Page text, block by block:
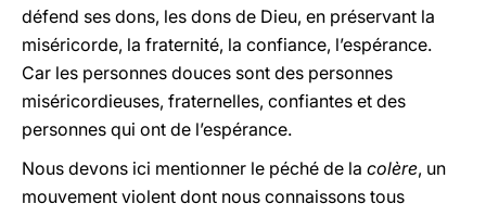
défend ses dons, les dons de Dieu, en préservant la
miséricorde, la fraternité, la confiance, l’espérance.
Car les personnes douces sont des personnes
miséricordieuses, fraternelles, confiantes et des
personnes qui ont de l’espérance.
Nous devons ici mentionner le péché de la colère, un
mouvement violent dont nous connaissons tous